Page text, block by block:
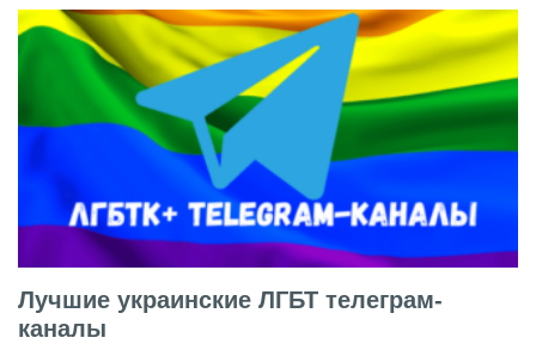
Лучшие украинские ЛГБТ телеграм-
каналы